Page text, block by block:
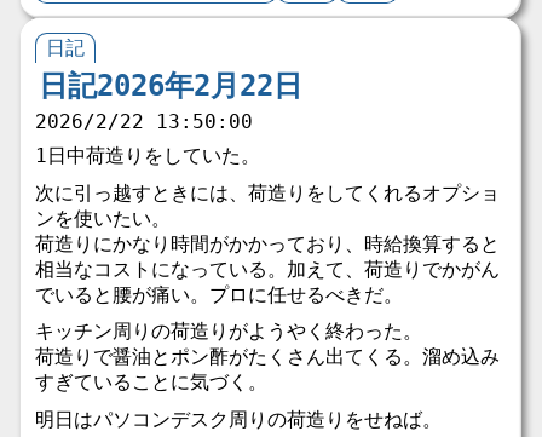
日記
日記2026年2月22日
2026/2/22 13:50:00
1日中荷造りをしていた。
次に引っ越すときには、荷造りをしてくれるオプショ
ンを使いたい。
荷造りにかなり時間がかかっており、時給換算すると
相当なコストになっている。加えて、荷造りでかがん
でいると腰が痛い。プロに任せるべきだ。
キッチン周りの荷造りがようやく終わった。
荷造りで醤油とポン酢がたくさん出てくる。溜め込み
すぎていることに気づく。
明日はパソコンデスク周りの荷造りをせねば。